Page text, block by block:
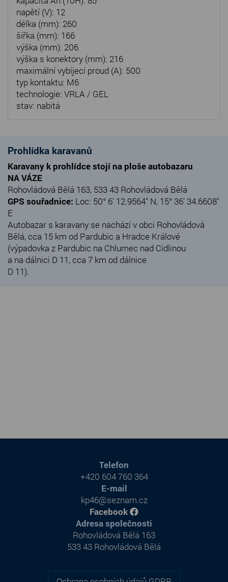
napětí (V): 12
délka (mm): 260
šířka (mm): 166
výška (mm): 206
výška s konektory (mm): 216
maximální vybíjecí proud (A): 500
typ kontaktu: M6
technologie: VRLA / GEL
stav: nabitá
Prohlídka karavanů
Karavany k prohlídce stojí na ploše autobazaru
NA VÁZE
Rohovládová Bělá 163, 533 43 Rohovládová Bělá
GPS souřadnice: Loc: 50° 6' 12.9564" N, 15° 36' 34.6608"
E
Autobazar s karavany se nachází v obci Rohovládová
Bělá, cca 15 km od Pardubic a Hradce Králové
(výpadovka z Pardubic na Chlumec nad Cidlinou
a na dálnici D 11, cca 7 km od dálnice
D 11).
Adresa společnosti
Rohovládová Bělá 163
533 43 Rohovládová Bělá
Telefon
+420 604 760 364
E-mail
kp46@seznam.cz
Facebook